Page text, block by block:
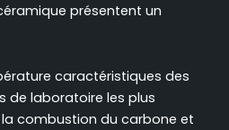
présentent un
caractéristiques des
de laboratoire les plus
combustion du carbone et